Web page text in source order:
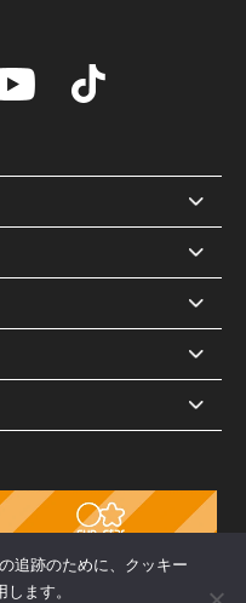
追跡のために、クッキー
します。